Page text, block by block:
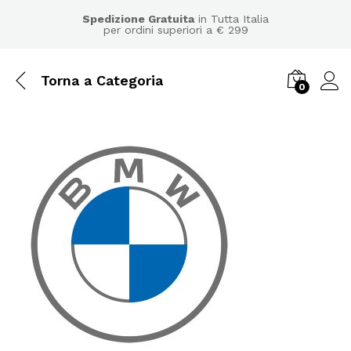
Spedizione Gratuitain Tutta Italia
per ordini superiori a € 299
Torna a Categoria 0